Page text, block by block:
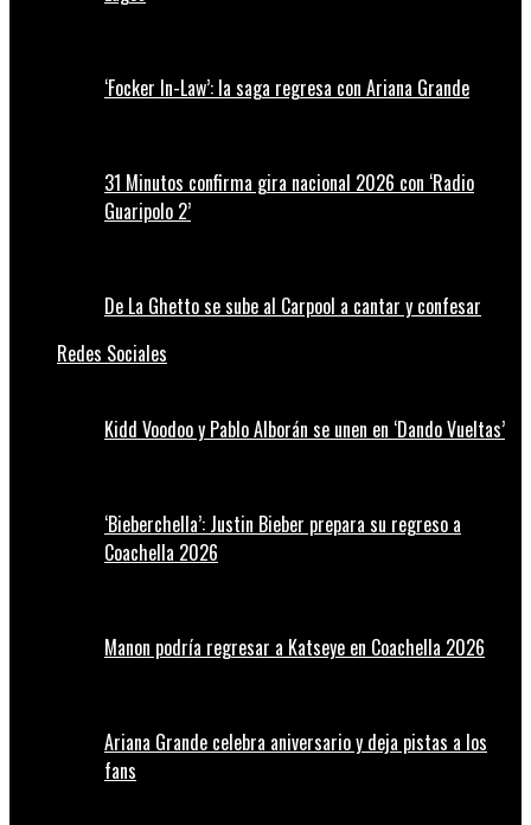
‘Focker In-Law’: la saga regresa con Ariana Grande
31 Minutos confirma gira nacional 2026 con ‘Radio
Guaripolo 2’
De La Ghetto se sube al Carpool a cantar y confesar
Redes Sociales
Kidd Voodoo y Pablo Alborán se unen en ‘Dando Vueltas’
‘Bieberchella’: Justin Bieber prepara su regreso a
Coachella 2026
Manon podría regresar a Katseye en Coachella 2026
Ariana Grande celebra aniversario y deja pistas a los
fans